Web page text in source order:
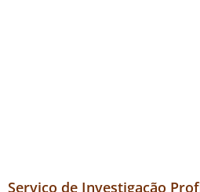
Serviço de Investigação